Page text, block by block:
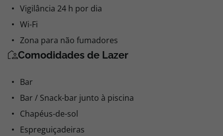
Vigilância 24 h por dia
Wi-Fi
Zona para não fumadores
Comodidades de Lazer
Bar
Bar / Snack-bar junto à piscina
Chapéus-de-sol
Espreguiçadeiras